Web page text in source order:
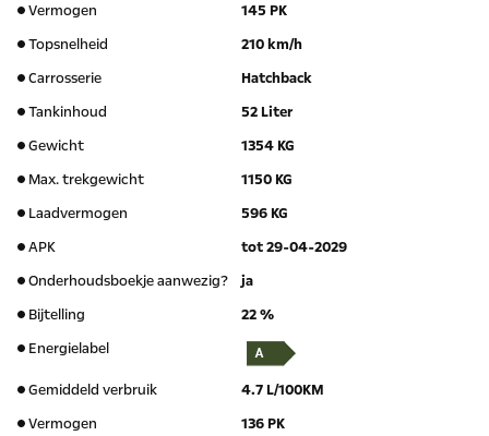
Vermogen
145 PK
Topsnelheid
210 km/h
Carrosserie
Hatchback
Tankinhoud
52 Liter
Gewicht
1354 KG
Max. trekgewicht
1150 KG
Laadvermogen
596 KG
APK
tot 29-04-2029
Onderhoudsboekje aanwezig?
ja
Bijtelling
22 %
Energielabel
Gemiddeld verbruik
4.7 L/100KM
Vermogen
136 PK